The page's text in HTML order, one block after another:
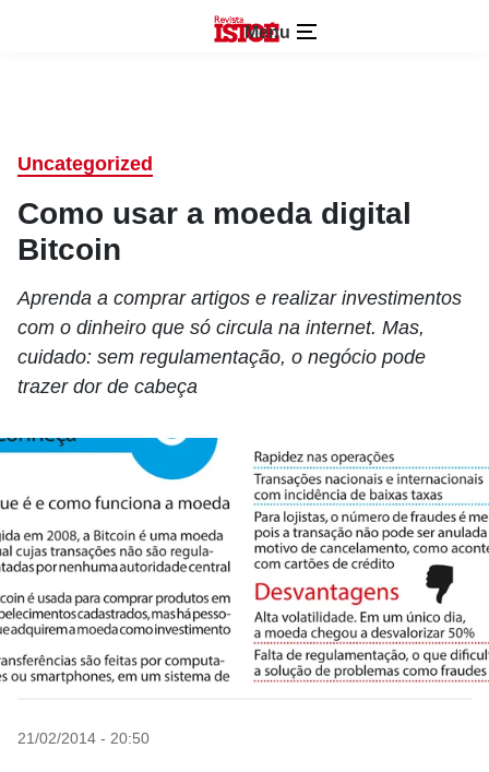
Menu
Uncategorized
Como usar a moeda digital
Bitcoin
Aprenda a comprar artigos e realizar investimentos
com o dinheiro que só circula na internet. Mas,
cuidado: sem regulamentação, o negócio pode
trazer dor de cabeça
21/02/2014 - 20:50